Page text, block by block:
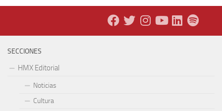
SECCIONES
HMX Editorial
Noticias
Cultura